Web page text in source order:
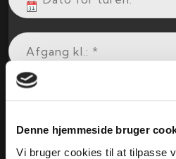
Denne hjemmeside bruger
Vi bruger cookies til at tilpasse